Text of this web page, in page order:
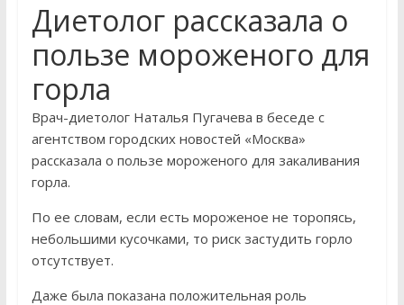
Диетолог рассказала о
пользе мороженого для
горла
Врач-диетолог Наталья Пугачева в беседе с
агентством городских новостей «Москва»
рассказала о пользе мороженого для закаливания
горла.
По ее словам, если есть мороженое не торопясь,
небольшими кусочками, то риск застудить горло
отсутствует.
Даже была показана положительная роль